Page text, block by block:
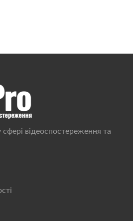
сфері відеоспостереження та